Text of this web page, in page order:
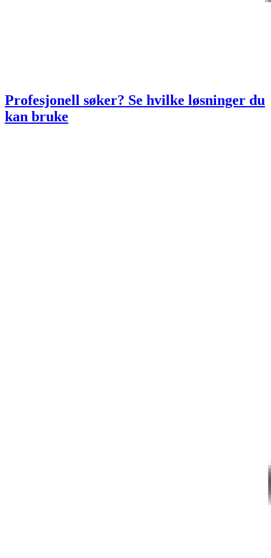
Profesjonell søker? Se hvilke løsninger du
kan bruke